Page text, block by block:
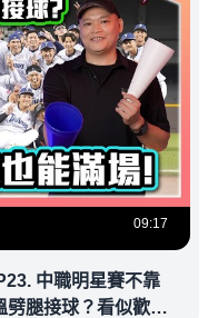
09:17
中職明星賽不靠
劈腿接球？看似歡樂